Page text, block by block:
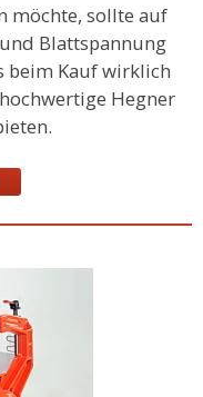
möchte, sollte auf
Blattspannung
beim Kauf wirklich
Hegner